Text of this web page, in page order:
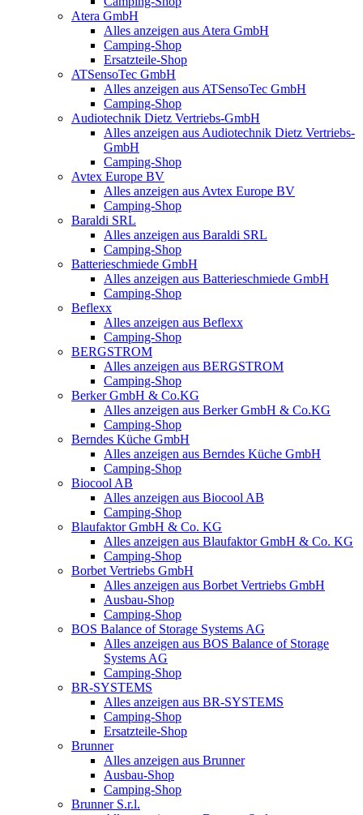
Atera GmbH
Alles anzeigen aus Atera GmbH
Camping-Shop
Ersatzteile-Shop
ATSensoTec GmbH
Alles anzeigen aus ATSensoTec GmbH
Camping-Shop
Audiotechnik Dietz Vertriebs-GmbH
Alles anzeigen aus Audiotechnik Dietz Vertriebs-
GmbH
Camping-Shop
Avtex Europe BV
Alles anzeigen aus Avtex Europe BV
Camping-Shop
Baraldi SRL
Alles anzeigen aus Baraldi SRL
Camping-Shop
Batterieschmiede GmbH
Alles anzeigen aus Batterieschmiede GmbH
Camping-Shop
Beflexx
Alles anzeigen aus Beflexx
Camping-Shop
BERGSTROM
Alles anzeigen aus BERGSTROM
Camping-Shop
Berker GmbH & Co.KG
Alles anzeigen aus Berker GmbH & Co.KG
Camping-Shop
Berndes Küche GmbH
Alles anzeigen aus Berndes Küche GmbH
Camping-Shop
Biocool AB
Alles anzeigen aus Biocool AB
Camping-Shop
Blaufaktor GmbH & Co. KG
Alles anzeigen aus Blaufaktor GmbH & Co. KG
Camping-Shop
Borbet Vertriebs GmbH
Alles anzeigen aus Borbet Vertriebs GmbH
Ausbau-Shop
Camping-Shop
BOS Balance of Storage Systems AG
Alles anzeigen aus BOS Balance of Storage
Systems AG
Camping-Shop
BR-SYSTEMS
Alles anzeigen aus BR-SYSTEMS
Camping-Shop
Ersatzteile-Shop
Brunner
Alles anzeigen aus Brunner
Ausbau-Shop
Camping-Shop
Brunner S.r.l.